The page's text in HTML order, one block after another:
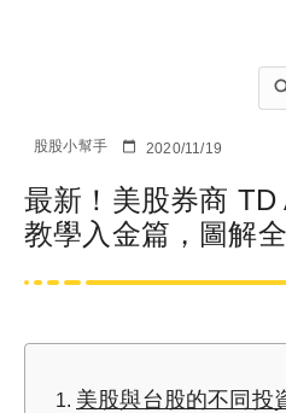
股股小幫手 2020/11/19
最新！美股券商 TD
教學入金篇，圖解
美股與台股的不同投